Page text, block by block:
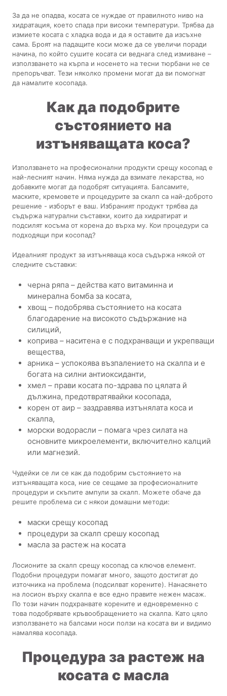
За да не опадва, косата се нуждае от правилното ниво на
хидратация, което спада при високи температури. Трябва да
измиете косата с хладка вода и да я оставите да изсъхне
сама. Броят на падащите коси може да се увеличи поради
начина, по който сушите косата си веднага след измиване –
използването на кърпа и носенето на тесни тюрбани не се
препоръчват. Тези няколко промени могат да ви помогнат
да намалите косопада.
Как да подобрите
състоянието на
изтъняващата коса?
Използването на професионални продукти срещу косопад е
най-лесният начин. Няма нужда да взимате лекарства, но
добавките могат да подобрят ситуацията. Балсамите,
маските, кремовете и процедурите за скалп са най-доброто
решение - изборът е ваш. Избраният продукт трябва да
съдържа натурални съставки, които да хидратират и
подсилят косъма от корена до върха му. Кои процедури са
подходящи при косопад?
Идеалният продукт за изтъняваща коса съдържа някой от
следните съставки:
черна ряпа – действа като витаминна и
минерална бомба за косата,
хвощ – подобрява състоянието на косата
благодарение на високото съдържание на
силиций,
коприва – наситена е с подхранващи и укрепващи
вещества,
арника – успокоява възпалението на скалпа и е
богата на силни антиоксиданти,
хмел – прави косата по-здрава по цялата й
дължина, предотвратявайки косопада,
корен от аир – заздравява изтънялата коса и
скалпа,
морски водорасли – помага чрез силата на
основните микроелементи, включително калций
или магнезий.
Чудейки се ли се как да подобрим състоянието на
изтъняващата коса, ние се сещаме за професионалните
процедури и скъпите ампули за скалп. Можете обаче да
решите проблема си с някои домашни методи:
маски срещу косопад
процедури за скалп срешу косопад
масла за растеж на косата
Лосионите за скалп срещу косопад са ключов елемент.
Подобни процедури помагат много, защото достигат до
източника на проблема (подсилват корените). Нанасянето
на лосион върху скалпа е все едно правите нежен масаж.
По този начин подхранвате корените и едновременно с
това подобрявате кръвообращението на скалпа. Като цяло
използването на балсами носи ползи на косата ви и видимо
намалява косопада.
Процедура за растеж на
косата с масла